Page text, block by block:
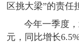
区挑大梁”的责任
今年一季度
元，同比增长6.5%